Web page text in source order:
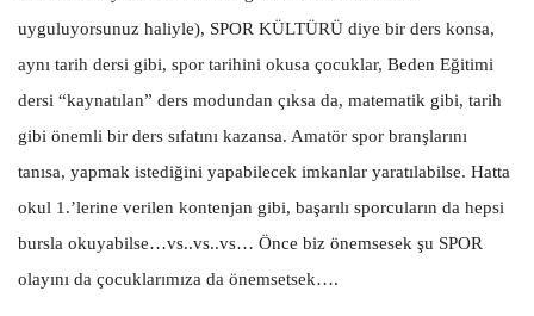
uyguluyorsunuz haliyle), SPOR KÜLTÜRÜ diye bir ders konsa,
aynı tarih dersi gibi, spor tarihini okusa çocuklar, Beden Eğitimi
dersi “kaynatılan” ders modundan çıksa da, matematik gibi, tarih
gibi önemli bir ders sıfatını kazansa. Amatör spor branşlarını
tanısa, yapmak istediğini yapabilecek imkanlar yaratılabilse. Hatta
okul 1.’lerine verilen kontenjan gibi, başarılı sporcuların da hepsi
bursla okuyabilse…vs..vs..vs… Önce biz önemsesek şu SPOR
olayını da çocuklarımıza da önemsetsek….